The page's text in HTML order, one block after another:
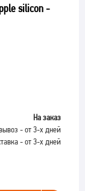
silicon -
На заказ
- от 3-х дней
- от 3-х дней